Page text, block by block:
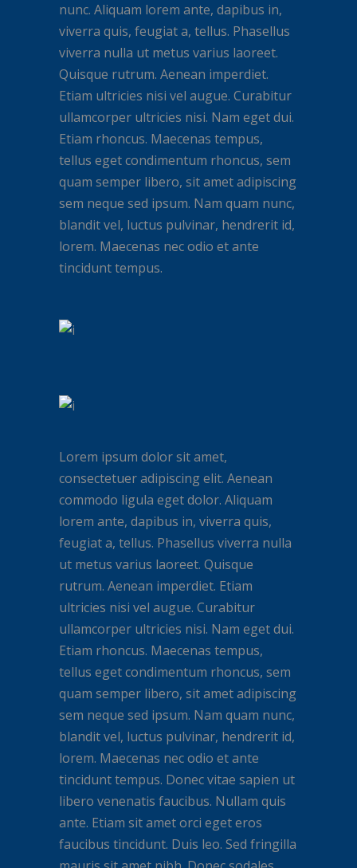
nunc. Aliquam lorem ante, dapibus in,
viverra quis, feugiat a, tellus. Phasellus
viverra nulla ut metus varius laoreet.
Quisque rutrum. Aenean imperdiet.
Etiam ultricies nisi vel augue. Curabitur
ullamcorper ultricies nisi. Nam eget dui.
Etiam rhoncus. Maecenas tempus,
tellus eget condimentum rhoncus, sem
quam semper libero, sit amet adipiscing
sem neque sed ipsum. Nam quam nunc,
blandit vel, luctus pulvinar, hendrerit id,
lorem. Maecenas nec odio et ante
tincidunt tempus.
Lorem ipsum dolor sit amet,
consectetuer adipiscing elit. Aenean
commodo ligula eget dolor. Aliquam
lorem ante, dapibus in, viverra quis,
feugiat a, tellus. Phasellus viverra nulla
ut metus varius laoreet. Quisque
rutrum. Aenean imperdiet. Etiam
ultricies nisi vel augue. Curabitur
ullamcorper ultricies nisi. Nam eget dui.
Etiam rhoncus. Maecenas tempus,
tellus eget condimentum rhoncus, sem
quam semper libero, sit amet adipiscing
sem neque sed ipsum. Nam quam nunc,
blandit vel, luctus pulvinar, hendrerit id,
lorem. Maecenas nec odio et ante
tincidunt tempus. Donec vitae sapien ut
libero venenatis faucibus. Nullam quis
ante. Etiam sit amet orci eget eros
faucibus tincidunt. Duis leo. Sed fringilla